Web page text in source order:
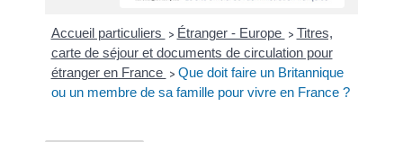
Accueil particuliers > Étranger - Europe > Titres,
carte de séjour et documents de circulation pour
étranger en France > Que doit faire un Britannique
ou un membre de sa famille pour vivre en France ?